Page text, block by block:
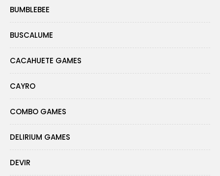
BUMBLEBEE
BUSCALUME
CACAHUETE GAMES
CAYRO
COMBO GAMES
DELIRIUM GAMES
DEVIR